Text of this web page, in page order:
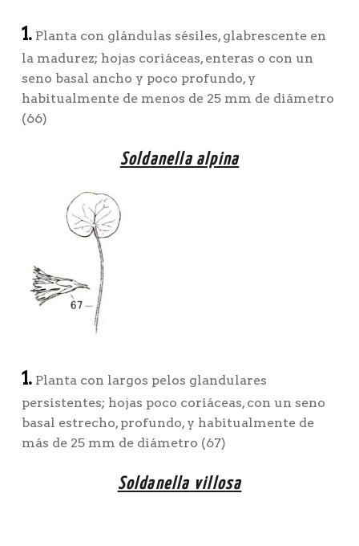
1.Planta con glándulas sésiles, glabrescente en
la madurez; hojas coriáceas, enteras o con un
seno basal ancho y poco profundo, y
habitualmente de menos de 25 mm de diámetro
(66)
Soldanella alpina
1.Planta con largos pelos glandulares
persistentes; hojas poco coriáceas, con un seno
basal estrecho, profundo, y habitualmente de
más de 25 mm de diámetro (67)
Soldanella villosa